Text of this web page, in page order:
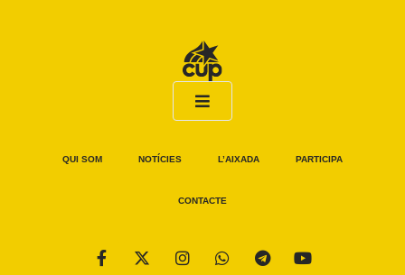
QUI SOM NOTÍCIES L’AIXADA PARTICIPA
CONTACTE